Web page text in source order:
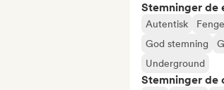
Stemninger de
Autentisk
God stemning
Underground
Stemninger de